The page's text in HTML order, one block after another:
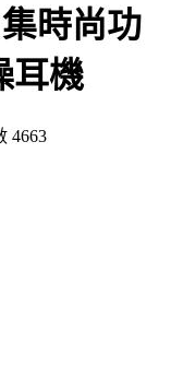
時尚功
耳機
4663